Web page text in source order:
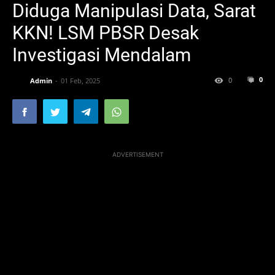
Diduga Manipulasi Data, Sarat
KKN! LSM PBSR Desak
Investigasi Mendalam
Admin 01 Feb, 2025 0
0
ADVERTISEMENT